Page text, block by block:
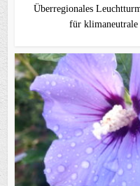
Überregionales
für klimaneutrale